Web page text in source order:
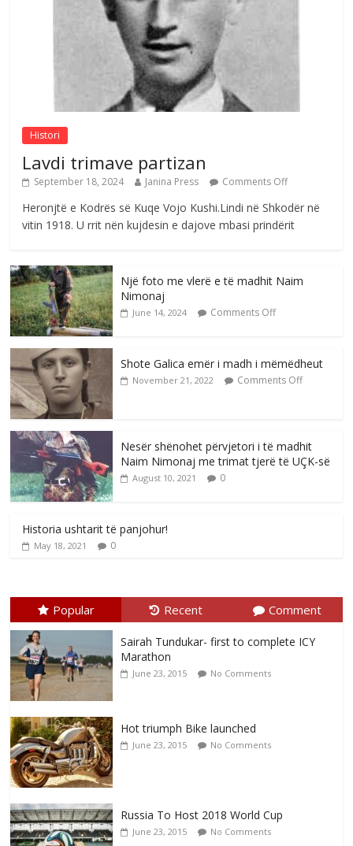
August 3, 2026 Comments Off
Postim me vlera nga artistja e mirëfilltë
Mimoza Gjoni
August 6, 2026 Comments Off
Histori
Lavdi trimave partizan
September 18, 2024 Janina Press Comments Off
Heronjtë e Kodrës së Kuqe Vojo Kushi.Lindi në Shkodër në
vitin 1918. U rrit nën kujdesin e dajove mbasi prindërit
Një foto me vlerë e të madhit Naim
Nimonaj
June 14, 2024 Comments Off
Shote Galica emër i madh i mëmëdheut
November 21, 2022 Comments Off
Nesër shënohet përvjetori i të madhit
Naim Nimonaj me trimat tjerë të UÇK-së
August 10, 2021 0
Historia ushtarit të panjohur!
May 18, 2021 0
Popular Recent Comment
Sairah Tundukar- first to complete ICY
Marathon
June 23, 2015 No Comments
Hot triumph Bike launched
June 23, 2015 No Comments
Russia To Host 2018 World Cup
June 23, 2015 No Comments